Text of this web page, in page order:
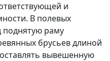
и
В полевых
поднятую раму
брусьев длиной
вывешенную